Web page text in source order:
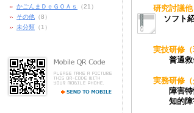
かごんまＤｅＧＯＡｓ
（21）
その他 （8）
未分類 （1）
研究討議他
ソフト
実技研修（
普通救
実務研修（
障害
知的障害の